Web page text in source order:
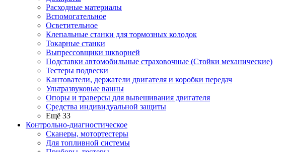
Расходные материалы
Вспомогательное
Осветительное
Клепальные станки для тормозных колодок
Токарные станки
Выпрессовщики шкворней
Подставки автомобильные страховочные (Стойки механические)
Тестеры подвески
Кантователи, держатели двигателя и коробки передач
Ультразвуковые ванны
Опоры и траверсы для вывешивания двигателя
Средства индивидуальной защиты
Ещё 33
Контрольно-диагностическое
Сканеры, мотортестеры
Для топливной системы